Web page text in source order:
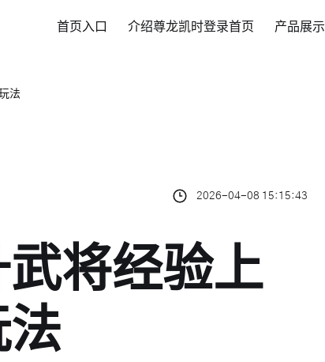
首页入口 介绍尊龙凯时登录首页 产品展示
法
2026-04-08 15:15:43
将经验上
法